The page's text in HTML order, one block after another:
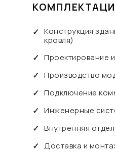
✓ Конструкция
кровля)
✓ Проектирование
✓ Производство
✓ Подключение
✓ Инженерные
✓ Внутренняя
✓ Доставка и